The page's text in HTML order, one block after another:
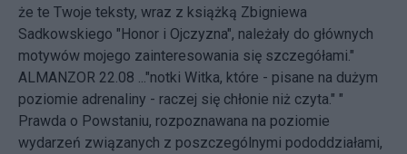
że te Twoje teksty, wraz z książką Zbigniewa
Sadkowskiego "Honor i Ojczyzna", należały do głównych
motywów mojego zainteresowania się szczegółami."
ALMANZOR 22.08 ..."notki Witka, które - pisane na dużym
poziomie adrenaliny - raczej się chłonie niż czyta." "
Prawda o Powstaniu, rozpoznawana na poziomie
wydarzeń związanych z poszczególnymi pododdziałami,